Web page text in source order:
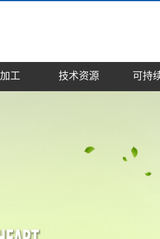
工 技术资源 可持